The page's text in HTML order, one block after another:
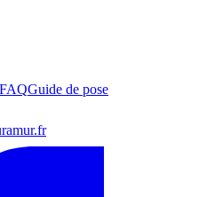
FAQGuide de pose